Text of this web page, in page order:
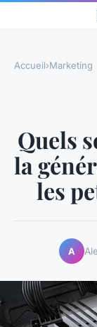
Accueil›Marketing
Quels
la
les
A